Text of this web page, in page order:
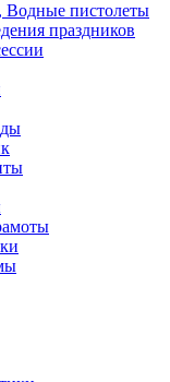
пистолеты
праздников